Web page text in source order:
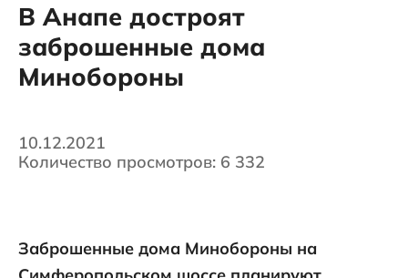
В Анапе достроят
заброшенные дома
Минобороны
10.12.2021
Количество просмотров: 6 332
Заброшенные дома Минобороны на